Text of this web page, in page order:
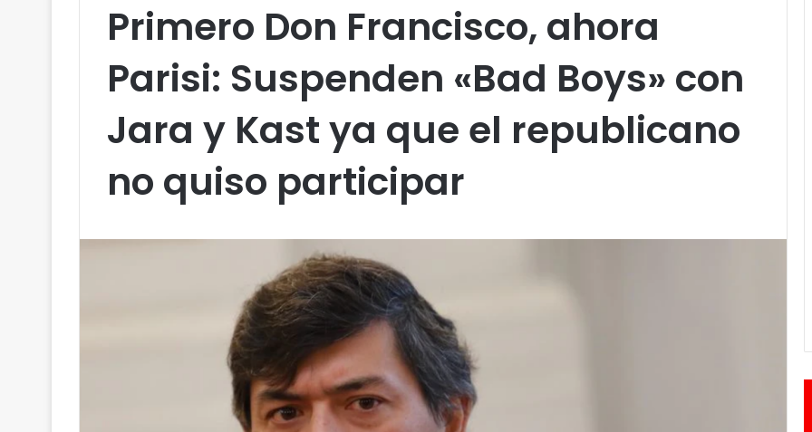
Primero Don Francisco, ahora
Parisi: Suspenden «Bad Boys» con
Jara y Kast ya que el republicano
no quiso participar